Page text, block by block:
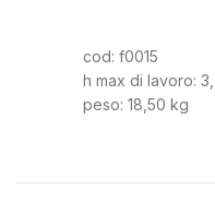
cod: f0015
h max di lavoro:
peso: 18,50 kg